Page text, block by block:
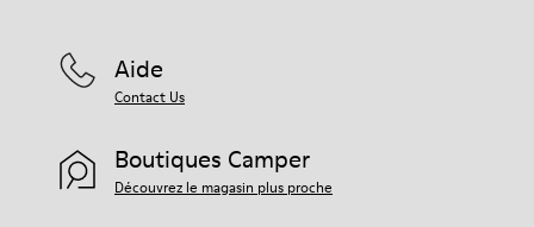
Aide
Contact Us
Boutiques Camper
Découvrez le magasin plus proche